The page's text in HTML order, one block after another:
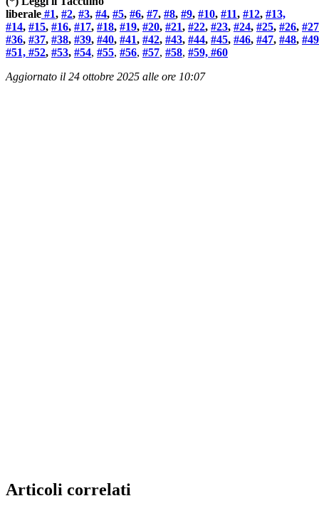
liberale #1, #2, #3, #4, #5, #6, #7, #8, #9, #10, #11, #12, #13,
#14, #15, #16, #17, #18, #19, #20, #21, #22, #23, #24, #25, #26, #27
#36, #37, #38, #39, #40, #41, #42, #43, #44, #45, #46, #47, #48, #49
#51, #52, #53, #54, #55, #56, #57, #58, #59, #60
Aggiornato il 24 ottobre 2025 alle ore 10:07
Articoli correlati